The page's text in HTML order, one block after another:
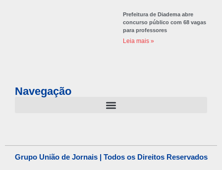
Prefeitura de Diadema abre
concurso público com 68 vagas
para professores
Leia mais »
Navegação
Grupo União de Jornais | Todos os Direitos Reservados